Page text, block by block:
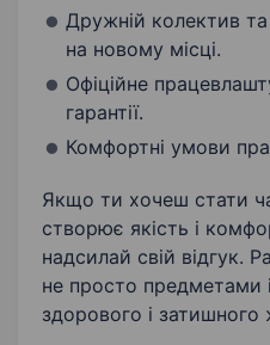
Дружній колектив та
на новому місці.
Офіційне
гарантії.
Комфортні умови
Якщо ти хочеш стати
створює якість і
надсилай свій відгук.
не просто предметами
здорового і затишного